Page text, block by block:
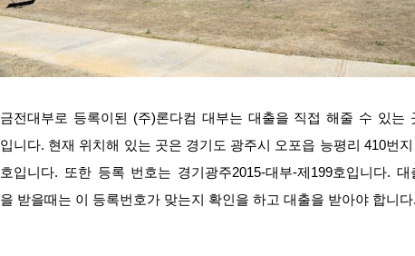
금전대부로 등록이된 (주)론다컴 대부는 대출을 직접 해줄 수 있는
입니다. 현재 위치해 있는 곳은 경기도 광주시 오포읍 능평리 410번
호입니다. 또한 등록 번호는 경기광주2015-대부-제199호입니다. 대
을 받을때는 이 등록번호가 맞는지 확인을 하고 대출을 받아야 합니다.